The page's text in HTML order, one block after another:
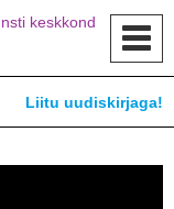
Liitu uudiskirjaga!